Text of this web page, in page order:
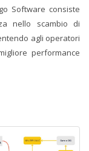
Software consiste
nello scambio di
agli operatori
performance